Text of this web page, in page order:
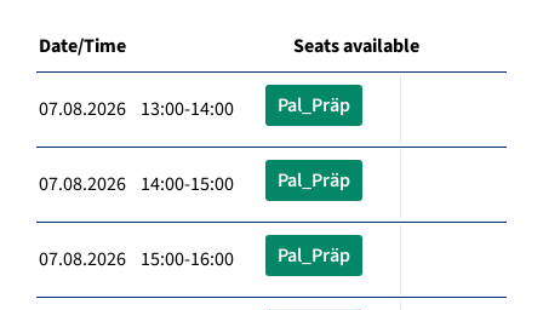
Date/Time Seats available
07.08.2026 13:00-14:00 Pal_Präp
07.08.2026 14:00-15:00 Pal_Präp
07.08.2026 15:00-16:00 Pal_Präp